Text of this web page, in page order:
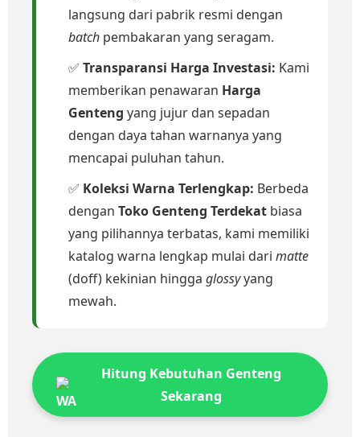
langsung dari pabrik resmi dengan
batch pembakaran yang seragam.
✅ Transparansi Harga Investasi: Kami
memberikan penawaran Harga
Genteng yang jujur dan sepadan
dengan daya tahan warnanya yang
mencapai puluhan tahun.
✅ Koleksi Warna Terlengkap: Berbeda
dengan Toko Genteng Terdekat biasa
yang pilihannya terbatas, kami memiliki
katalog warna lengkap mulai dari matte
(doff) kekinian hingga glossyyang
mewah.
Hitung Kebutuhan Genteng
Sekarang